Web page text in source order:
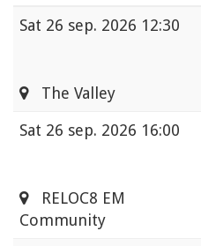
Sat 26 sep. 2026 12:30
The Valley
Sat 26 sep. 2026 16:00
RELOC8 EM
Community